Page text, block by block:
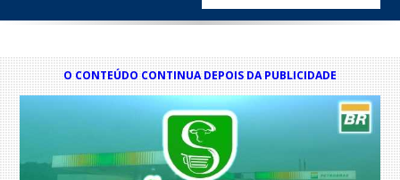
O CONTEÚDO CONTINUA DEPOIS DA PUBLICIDADE